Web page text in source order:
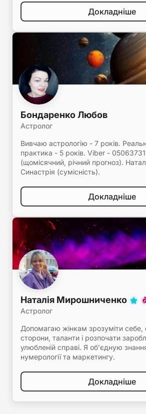
Докладніше
Бондаренко Любов
Астролог
Вивчаю астрологію - 7 років.
практика - 5 років. Viber -
(щомісячний, річний прогноз).
Синастрія (сумісність).
Докладніше
Наталія Мирошниченко
Астролог
Допомагаю жінкам зрозуміти себе,
сторони, таланти і розпочати
улюбленій справі. Я об’єдную
нумерології та маркетингу.
Докладніше